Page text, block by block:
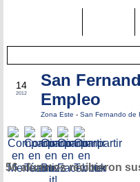
14
2012
San
Empleo
Zona Este - San Fernando de
56 alumnos recibieron